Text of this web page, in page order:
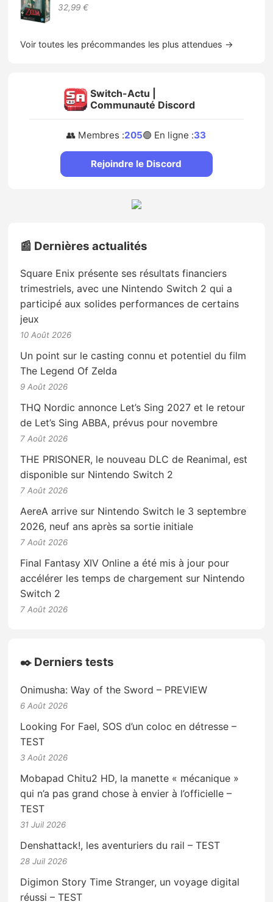
32,99 €
Voir toutes les précommandes les plus attendues →
Switch-Actu |
Communauté Discord
👥 Membres :205🟢 En ligne :33
Rejoindre le Discord
📰 Dernières actualités
Square Enix présente ses résultats financiers
trimestriels, avec une Nintendo Switch 2 qui a
participé aux solides performances de certains
jeux
10 Août 2026
Un point sur le casting connu et potentiel du film
The Legend Of Zelda
9 Août 2026
THQ Nordic annonce Let’s Sing 2027 et le retour
de Let’s Sing ABBA, prévus pour novembre
7 Août 2026
THE PRISONER, le nouveau DLC de Reanimal, est
disponible sur Nintendo Switch 2
7 Août 2026
AereA arrive sur Nintendo Switch le 3 septembre
2026, neuf ans après sa sortie initiale
7 Août 2026
Final Fantasy XIV Online a été mis à jour pour
accélérer les temps de chargement sur Nintendo
Switch 2
7 Août 2026
✒️ Derniers tests
Onimusha: Way of the Sword – PREVIEW
6 Août 2026
Looking For Fael, SOS d’un coloc en détresse –
TEST
3 Août 2026
Mobapad Chitu2 HD, la manette « mécanique »
qui n’a pas grand chose à envier à l’officielle –
TEST
31 Juil 2026
Denshattack!, les aventuriers du rail – TEST
28 Juil 2026
Digimon Story Time Stranger, un voyage digital
réussi – TEST